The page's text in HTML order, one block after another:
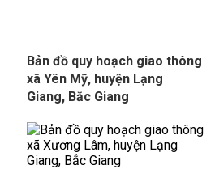
Bản đồ quy hoạch giao thông
xã Yên Mỹ, huyện Lạng
Giang, Bắc Giang